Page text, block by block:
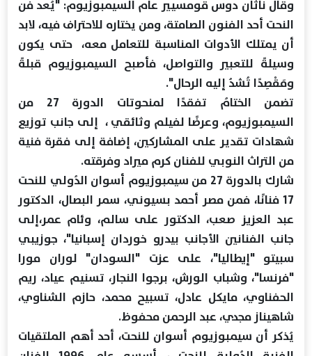
وقال ناثان دوس قومسيير عام السيمبوزيوم: "يُعد فن
النحت أحد الفنون الصامتة، ومن يختاره للاحتراف فيه، لابد
أن يمتلك الأدوات المناسبة للتعامل معه، حتى يكون
وسيلةً للتعبير والتواصل، فأصبح السيمبوزيوم قبلةً
ومَقْصِدًا تُشدُ إليه الرحال".
تضمن الختامُ تفقدًا لمنحوتات الدورة 27 من
السيمبوزيوم، وعرضًا لفيلم وثائقي ، إلى جانب توزيع
شهادات تقدير على المشاركين، إضافة إلى فقرة فنية
من التراث النوبي للفنان كرم ميراد وفرقته.
شارك بالدورة 27 من سيمبوزيوم أسوان الدُولي للنحت
17 فنانًا، فمن مصر أحمد بسيوني، سمر البصال، الدكتور
عبد العزيز صعب، الدكتور على سالم، وئام عمر،إلى
جانب الفنانين الأجانب بيدرو خوردان إسبانيا"، جوزيبي
سبيتو "إيطاليا"، على عزت "السودان" لوران مورا
"فرنسا"، وشباب الورش، برجوا النجار، تسنيم عياد، ريم
الحفناوي، مايكل عادل، تسبيح محمد، حازم الشناوي،
شاهيناز مجدي، عبد الرحمن محفوظ.
يُذكر أن سيمبوزيوم أسوان للنحت، أحد أهم الملتقيات